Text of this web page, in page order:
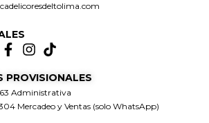
PROVISIONALES
Administrativa
Mercadeo y Ventas (solo WhatsApp)